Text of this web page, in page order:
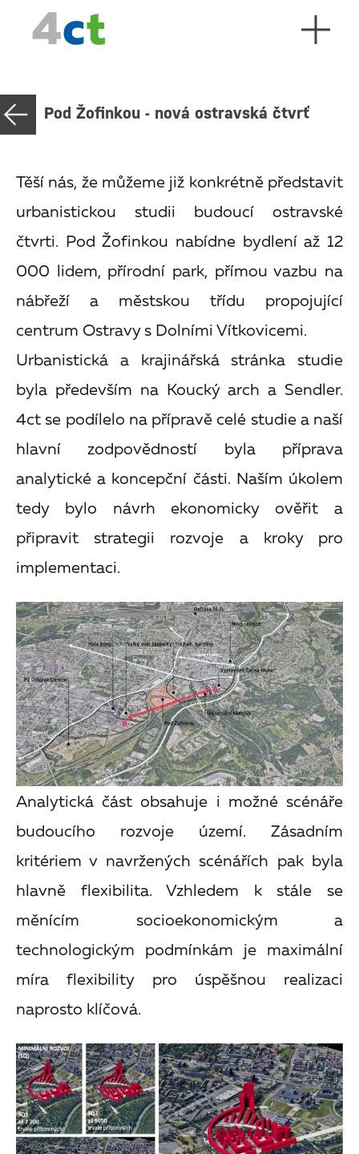
Pod Žofinkou - nová ostravská čtvrť
Těší nás, že můžeme již konkrétně představit
urbanistickou studii budoucí ostravské
čtvrti. Pod Žofinkou nabídne bydlení až 12
000 lidem, přírodní park, přímou vazbu na
nábřeží a městskou třídu propojující
centrum Ostravy s Dolními Vítkovicemi.
Urbanistická a krajinářská stránka studie
byla především na Koucký arch a Sendler.
4ct se podílelo na přípravě celé studie a naší
hlavní zodpovědností byla příprava
analytické a koncepční části. Naším úkolem
tedy bylo návrh ekonomicky ověřit a
připravit strategii rozvoje a kroky pro
implementaci.
Analytická část obsahuje i možné scénáře
budoucího rozvoje území. Zásadním
kritériem v navržených scénářích pak byla
hlavně flexibilita. Vzhledem k stále se
měnícím socioekonomickým a
technologickým podmínkám je maximální
míra flexibility pro úspěšnou realizaci
naprosto klíčová.